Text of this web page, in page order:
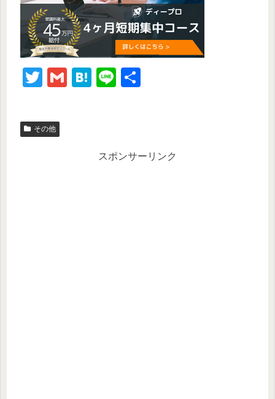
T
tt
er
G
H
a
Li
その他
スポンサーリンク